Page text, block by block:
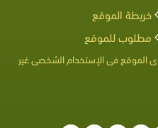
خريطة الموقع
مطلوب للموقع
الموقع فى الإستخدام الشخصى غير